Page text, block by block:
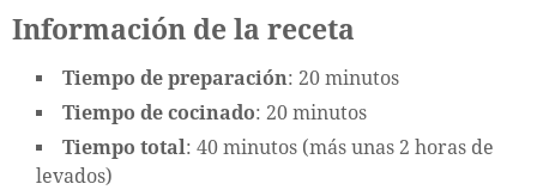
Información de la receta
Tiempo de preparación: 20 minutos
Tiempo de cocinado: 20 minutos
Tiempo total: 40 minutos (más unas 2 horas de
levados)